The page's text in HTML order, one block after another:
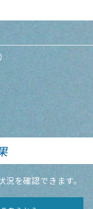
況を確認できます。